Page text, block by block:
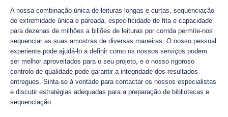
A nossa combinação única de leituras longas e curtas, sequenciação
de extremidade única e pareada, especificidade de fita e capacidade
para dezenas de milhões a biliões de leituras por corrida permite-nos
sequenciar as suas amostras de diversas maneiras. O nosso pessoal
experiente pode ajudá-lo a definir como os nossos serviços podem
ser melhor aproveitados para o seu projeto, e o nosso rigoroso
controlo de qualidade pode garantir a integridade dos resultados
entregues. Sinta-se à vontade para contactar os nossos especialistas
e discutir estratégias adequadas para a preparação de bibliotecas e
sequenciação.